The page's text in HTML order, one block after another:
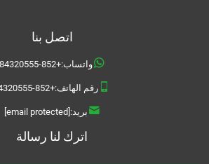
اتصل بنا
واتساب:+852-84320555
رقم الهاتف:+852-84320555
بريد:[email protected]
اترك لنا رسالة